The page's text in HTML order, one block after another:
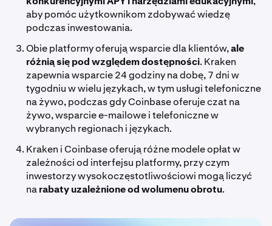
aby pomóc użytkownikom zdobywać wiedzę
podczas inwestowania.
Obie platformy oferują wsparcie dla klientów,ale
różnią się pod względem dostępności. Kraken
zapewnia wsparcie 24 godziny na dobę, 7 dni w
tygodniu w wielu językach, w tym usługi telefoniczne
na żywo, podczas gdy Coinbase oferuje czat na
żywo, wsparcie e-mailowe i telefoniczne w
wybranych regionach i językach.
Kraken i Coinbase oferują różne modele opłat w
zależności od interfejsu platformy, przy czym
inwestorzy wysokoczęstotliwościowi mogą liczyć
narabatyuzależnione od wolumenu obrotu.